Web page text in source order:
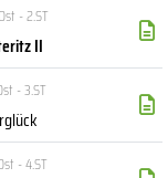
- 2.ST
II
- 3.ST
- 4.ST